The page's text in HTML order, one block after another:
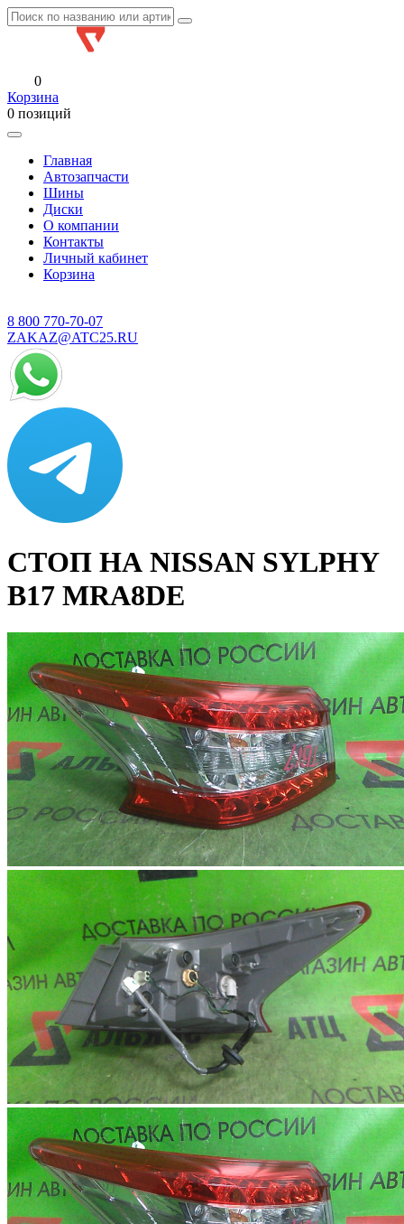
0
Корзина
0 позиций
Главная
Автозапчасти
Шины
Диски
О компании
Контакты
Личный кабинет
Корзина
8 800 770-70-07
ZAKAZ@ATC25.RU
СТОП НА NISSAN SYLPHY
B17 MRA8DE